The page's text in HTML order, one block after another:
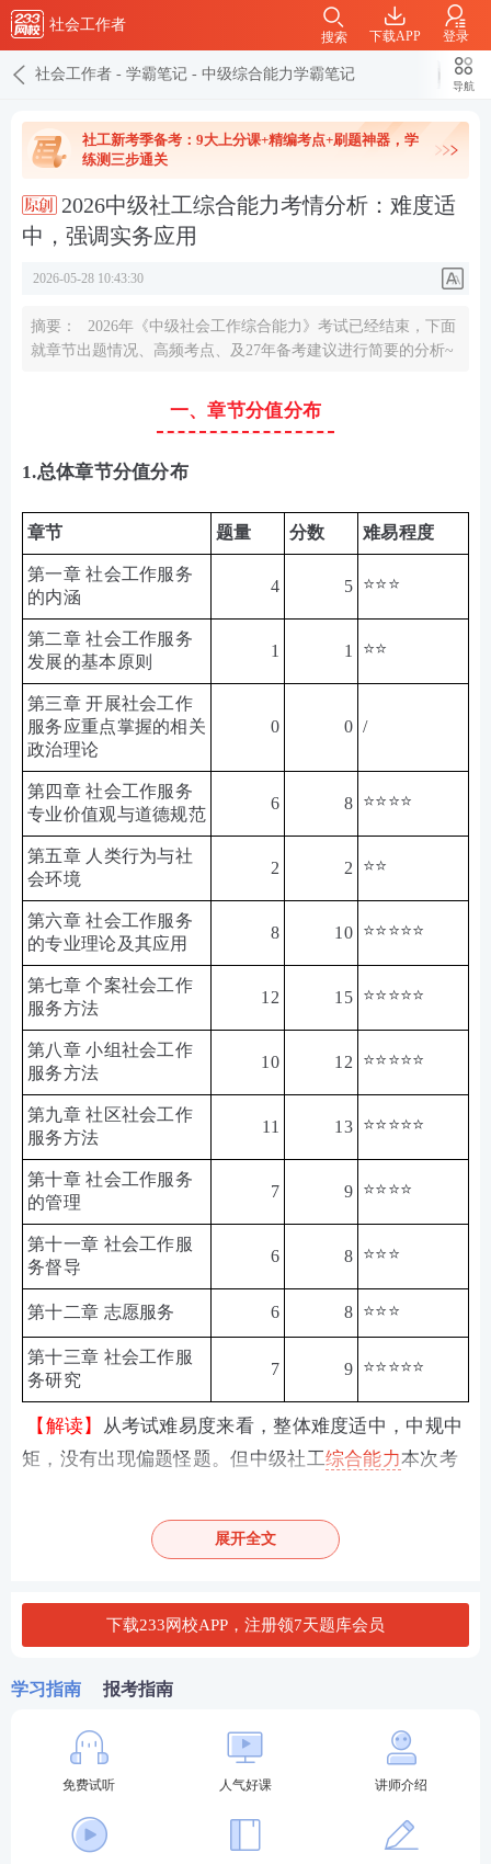
社会工作者
下载APP 登录
搜索
社会工作者 - 学霸笔记 - 中级综合能力学霸笔记
导航
社工新考季备考：9大上分课+精编考点+刷题神器，学
练测三步通关
2026中级社工综合能力考情分析：难度适
中，强调实务应用
2026-05-28 10:43:30
摘要：
2026年《中级社会工作综合能力》考试已经结束，下面
就章节出题情况、高频考点、及27年备考建议进行简要的分析~
一、章节分值分布
1.总体章节分值分布
章节 题量 分数 难易程度
第一章 社会工作服务
的内涵
4 5 ⭐⭐⭐
第二章 社会工作服务
发展的基本原则
1 1 ⭐⭐
第三章 开展社会工作
服务应重点掌握的相关
政治理论
0 0 /
第四章 社会工作服务
专业价值观与道德规范
6 8 ⭐⭐⭐⭐
第五章 人类行为与社
会环境
2 2 ⭐⭐
第六章 社会工作服务
的专业理论及其应用
8 10 ⭐⭐⭐⭐⭐
第七章 个案社会工作
服务方法
12 15 ⭐⭐⭐⭐⭐
第八章 小组社会工作
服务方法
10 12 ⭐⭐⭐⭐⭐
第九章 社区社会工作
服务方法
11 13 ⭐⭐⭐⭐⭐
第十章 社会工作服务
的管理
7 9 ⭐⭐⭐⭐
第十一章 社会工作服
务督导
6 8 ⭐⭐⭐
第十二章 志愿服务 6 8 ⭐⭐⭐
第十三章 社会工作服
务研究
7 9 ⭐⭐⭐⭐⭐
【解读】 从考试难易度来看，整体难度适中，中规中
矩，没有出现偏题怪题。但中级社工综合能力本次考
题”等知识点考查力度加大。
题，人大版54题，中社版73题。
从分值分布来看，延续了往年考试风格，重心仍然在
三大直接方法。考查分值达38分，值得一提的是新增
章、第3章、第5章，三章共3分。其他章节均为平
2.【人大版】试题章节分值分布
展开全文
下载233网校APP，注册领7天题库会员
学习指南 报考指南
免费试听 人气好课 讲师介绍